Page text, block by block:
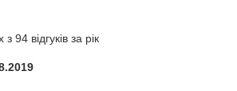
94 відгуків за рік